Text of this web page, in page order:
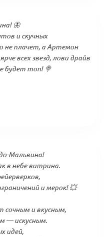
🦋
и скучных
не плачет, а Артемон
всех звезд, лови драйв
будет топ! 🍭
Мальвина!
в небе витрина.
и мерок! 💥
сочным и вкусным,
— искусным.
идей,